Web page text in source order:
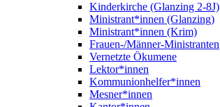
Kinderkirche (Glanzing 2-8J)
Ministrant*innen (Glanzing)
Ministrant*innen (Krim)
Frauen-/Männer-Ministranten
Vernetzte Ökumene
Lektor*innen
Kommunionhelfer*innen
Mesner*innen